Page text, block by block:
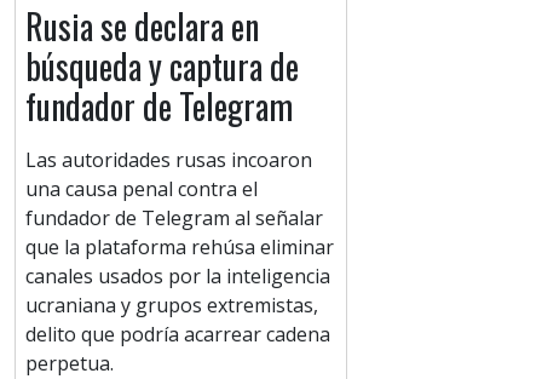
Rusia se declara en
búsqueda y captura de
fundador de Telegram
Las autoridades rusas incoaron
una causa penal contra el
fundador de Telegram al señalar
que la plataforma rehúsa eliminar
canales usados por la inteligencia
ucraniana y grupos extremistas,
delito que podría acarrear cadena
perpetua.